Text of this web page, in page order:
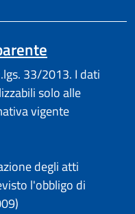
33/2013. I dati
solo alle
vigente
degli atti
l'obbligo di